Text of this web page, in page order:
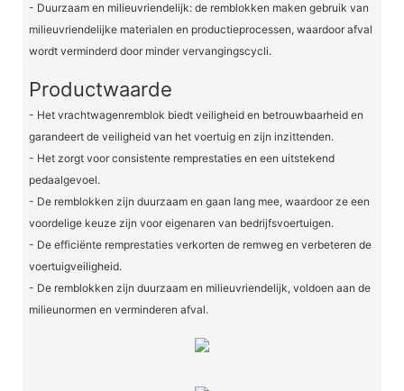
- Duurzaam en milieuvriendelijk: de remblokken maken gebruik van
milieuvriendelijke materialen en productieprocessen, waardoor afval
wordt verminderd door minder vervangingscycli.
Productwaarde
- Het vrachtwagenremblok biedt veiligheid en betrouwbaarheid en
garandeert de veiligheid van het voertuig en zijn inzittenden.
- Het zorgt voor consistente remprestaties en een uitstekend
pedaalgevoel.
- De remblokken zijn duurzaam en gaan lang mee, waardoor ze een
voordelige keuze zijn voor eigenaren van bedrijfsvoertuigen.
- De efficiënte remprestaties verkorten de remweg en verbeteren de
voertuigveiligheid.
- De remblokken zijn duurzaam en milieuvriendelijk, voldoen aan de
milieunormen en verminderen afval.